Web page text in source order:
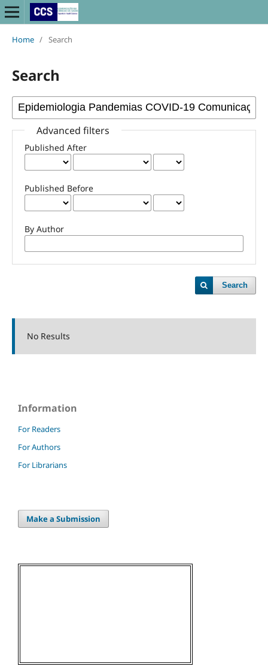
Home / Search
Search
Advanced filters
Published After
Published Before
By Author
Search
No Results
Information
For Readers
For Authors
For Librarians
Make a Submission